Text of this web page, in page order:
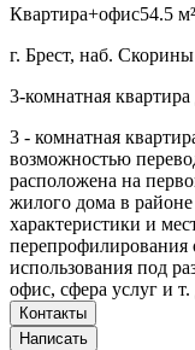
Квартира+офис54.5 м²
г. Брест, наб. Скорины
3-комнатная
3 - комнатная
возможностью
расположена на
жилого дома в
характеристики и
перепрофилирования
использования под
офис, сфера услуг и т.
Контакты
Написать